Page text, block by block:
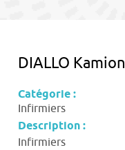
DIALLO Kamion
Catégorie :
Infirmiers
Description :
Infirmiers